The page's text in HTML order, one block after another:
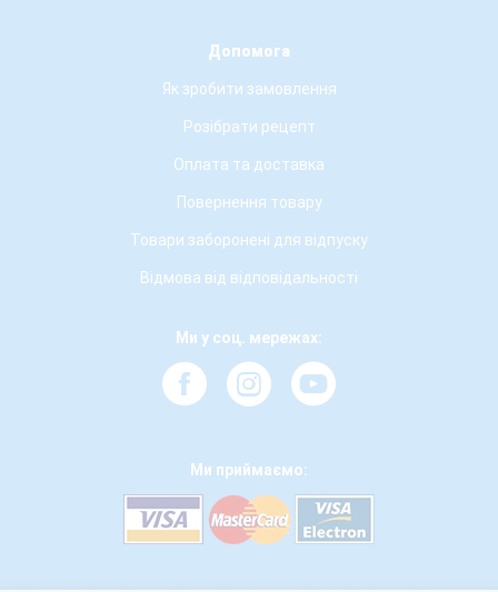
Допомога
Як зробити замовлення
Розібрати рецепт
Оплата та доставка
Повернення товару
Товари заборонені для відпуску
Відмова від відповідальності
Ми у соц. мережах:
Ми приймаємо: